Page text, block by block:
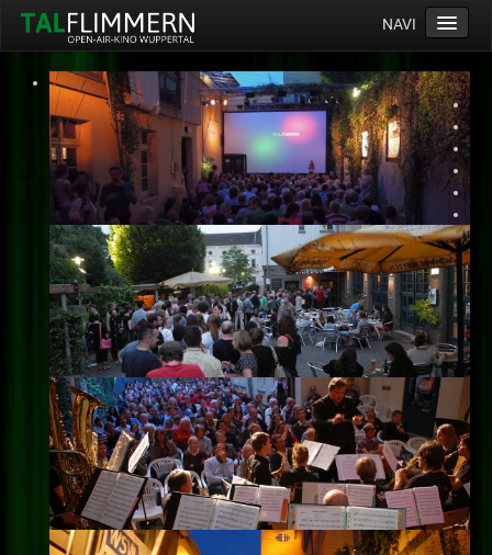
NAVI
Home
Programm
Service
Ticketinfos
Ort
Anreise
Wetter
Kinogutschein
Konzept
Archiv
Kontakt
Impressum
Datenschutz